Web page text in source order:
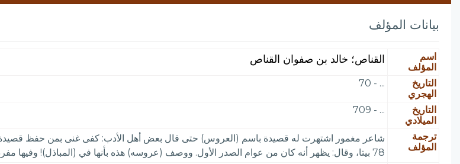
بيانات المؤلف
اسم
المؤلف
القناص؛ خالد بن صفوان القناص
التاريخ
الهجري
... - 70
التاريخ
الميلادي
... - 709
ترجمة
المؤلف
شاعر مغمور اشتهرت له قصيدة باسم (العروس) حتى قال بعض أهل الأدب: كفى غنى بمن حفظ قصيدة
78 بيتا، وقال: يظهر أنه كان من عوام الصدر الأول. ووصف (عروسه) هذه بأنها في (المباذل)! وفيها مفردات يعوزها التعمق في النحو واللغة والعروض